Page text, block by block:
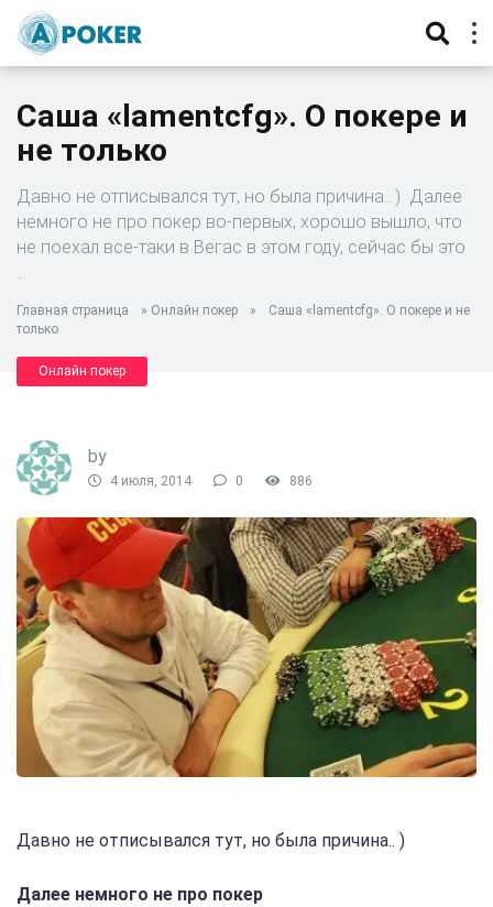
Саша «lamentcfg». О покере и
не только
Давно не отписывался тут, но была причина.. ) Далее
немного не про покер во-первых, хорошо вышло, что
не поехал все-таки в Вегас в этом году, сейчас бы это
…
Главная страница » Онлайн покер »
Саша «lamentcfg». О покере и не
только
Онлайн покер
by
4 июля, 2014 0 886
Давно не отписывался тут, но была причина.. )
Далее немного не про покер